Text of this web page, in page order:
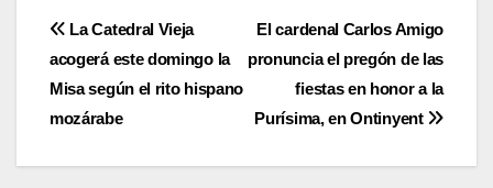
Navegación
de
entradas
El cardenal Carlos Amigo
pronuncia el pregón de las
fiestas en honor a la
Purísima, en Ontinyent
La Catedral Vieja
acogerá este domingo la
Misa según el rito hispano
mozárabe